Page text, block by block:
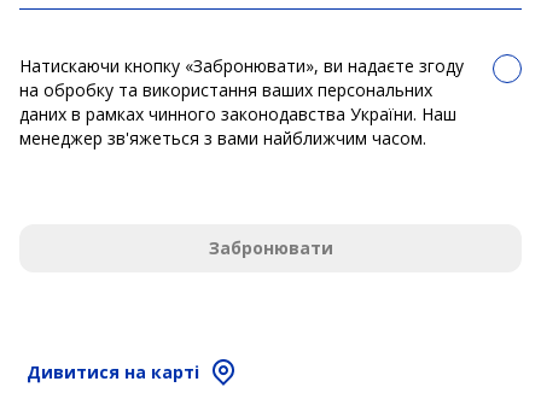
Натискаючи кнопку «Забронювати», ви надаєте згоду
на обробку та використання ваших персональних
даних в рамках чинного законодавства України. Наш
менеджер зв'яжеться з вами найближчим часом.
Забронювати
Дивитися на карті